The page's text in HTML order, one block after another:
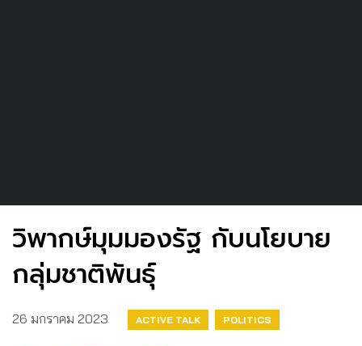
วิพากษ์มุมมองรัฐ กับนโยบาย
กลุ่มชาติพันธุ์
26 มกราคม 2023 ACTIVE TALK POLITICS